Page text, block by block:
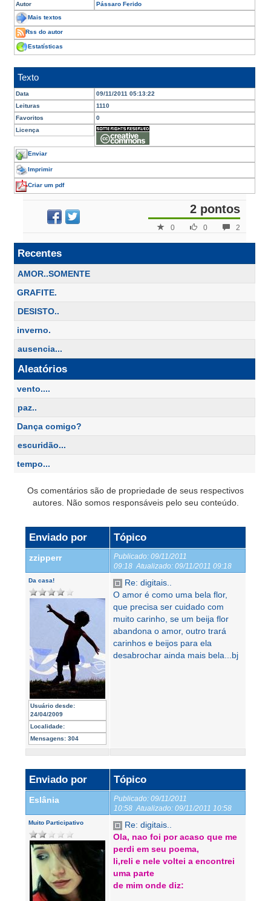
Autor Pássaro Ferido
Mais textos
Rss do autor
Estatísticas
Texto
Data
09/11/2011 05:13:22
Leituras
1110
Favoritos
0
Licença
Enviar
Imprimir
Criar um pdf
2 pontos
2
0
0
Recentes
AMOR..SOMENTE
GRAFITE.
DESISTO..
inverno.
ausencia...
Aleatórios
vento....
paz..
Dança comigo?
escuridão...
tempo...
Os comentários são de propriedade de seus respectivos
autores. Não somos responsáveis pelo seu conteúdo.
Enviado por Tópico
zzipperr Publicado: 09/11/2011
09:18 Atualizado: 09/11/2011 09:18
Da casa!
Usuário desde:
24/04/2009
Localidade:
Mensagens: 304
Re: digitais..
O amor é como uma bela flor,
que precisa ser cuidado com
muito carinho, se um beija flor
abandona o amor, outro trará
carinhos e beijos para ela
desabrochar ainda mais bela...bj
Enviado por Tópico
Eslânia Publicado: 09/11/2011
10:58 Atualizado: 09/11/2011 10:58
Muito Participativo
Re: digitais..
Ola, nao foi por acaso que me
perdi em seu poema,
li,reli e nele voltei a encontrei
uma parte
de mim onde diz: